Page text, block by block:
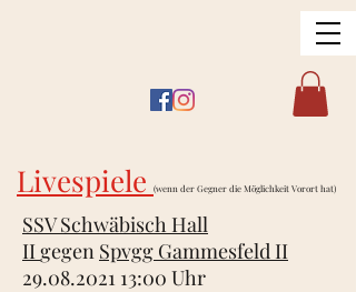
Livespiele (wenn der Gegner die Möglichkeit Vorort hat)
SSV Schwäbisch Hall
IIgegen Spvgg Gammesfeld II
29.08.2021 13:00 Uhr